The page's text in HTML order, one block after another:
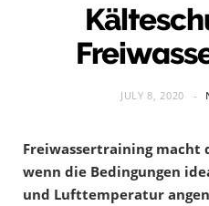
JULY 8, 2020
Freiwassertraining macht
wenn die Bedingungen
und Lufttemperatur